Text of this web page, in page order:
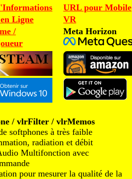
Ligne
/
URL pour Mobile
VR
Meta Horizon
/ vlrFilter / vlrMemos
softphones à très faible
radiation et débit
Multifonction avec
pour mesurer la qualité de la